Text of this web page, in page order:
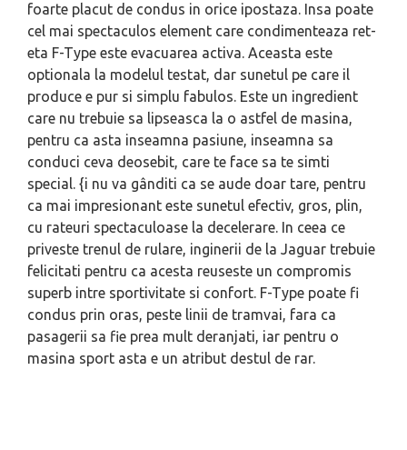
foarte placut de condus in orice ipostaza. Insa poate
cel mai spectaculos element care condimenteaza ret­
eta F-Type este evacuarea activa. Aceasta este
optionala la modelul testat, dar sunetul pe care il
produce e pur si simplu fabulos. Este un ingredient
care nu trebuie sa lipseasca la o astfel de masina,
pentru ca asta i­nseamna pasiune, inseamna sa
conduci ceva deosebit, care te face sa te simti
special. {i nu va gânditi ca se aude doar tare, pentru
ca mai impresionant este sunetul efectiv, gros, plin,
cu rateuri spectaculoase la decelerare. In ceea ce
priveste trenul de rulare, inginerii de la Jaguar trebuie
felicitati pentru ca acesta reuseste un compromis
superb intre sportivitate si confort. F-Type poate fi
condus prin oras, peste linii de tramvai, fara ca
pasagerii sa fie prea mult deranjati, iar pentru o
masina sport asta e un atribut destul de rar.